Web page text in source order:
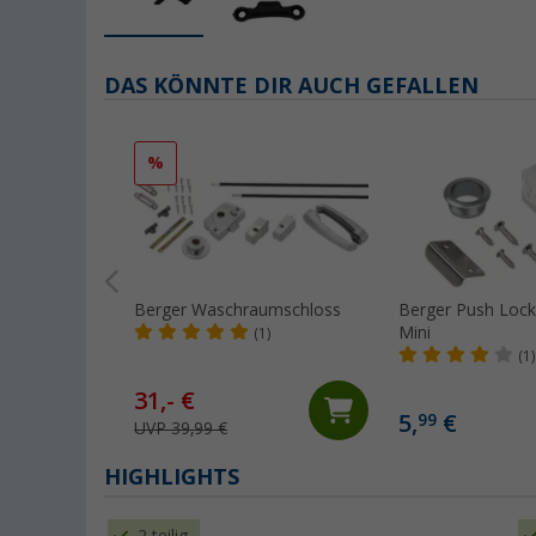
DAS KÖNNTE DIR AUCH GEFALLEN
%
Berger Waschraumschloss
(1)
31,- €
UVP 39,99 €
Berger Push
Mini
(1)
5,99 €
HIGHLIGHTS